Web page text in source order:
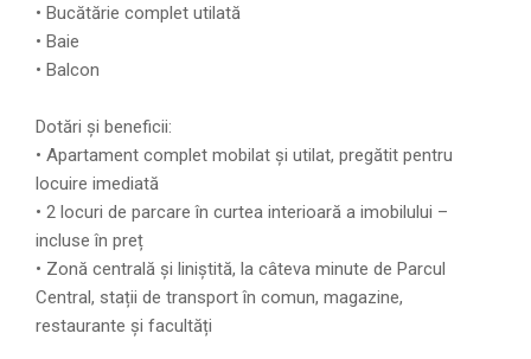
• Bucătărie complet utilată
• Baie
• Balcon
Dotări și beneficii:
• Apartament complet mobilat și utilat, pregătit pentru
locuire imediată
• 2 locuri de parcare în curtea interioară a imobilului –
incluse în preț
• Zonă centrală și liniștită, la câteva minute de Parcul
Central, stații de transport în comun, magazine,
restaurante și facultăți